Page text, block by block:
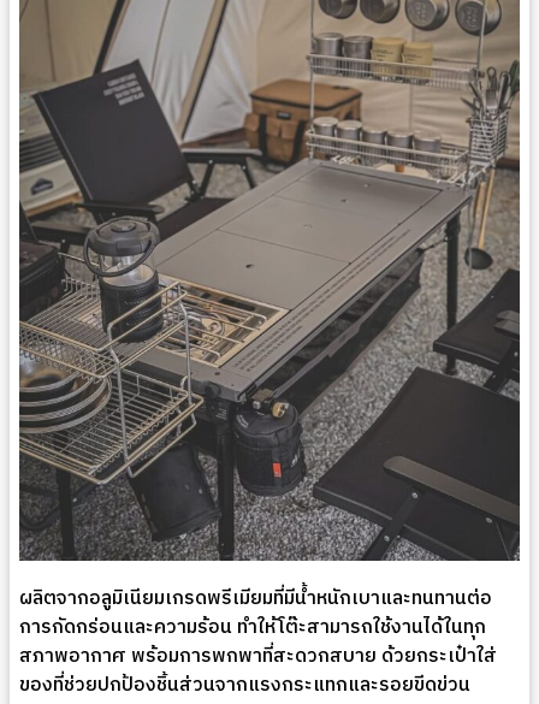
ผลิตจากอลูมิเนียมเกรดพรีเมียมที่มีน้ำหนักเบาและทนทานต่อ
การกัดกร่อนและความร้อน ทำให้โต๊ะสามารถใช้งานได้ในทุก
สภาพอากาศ พร้อมการพกพาที่สะดวกสบาย ด้วยกระเป๋าใส่
ของที่ช่วยปกป้องชิ้นส่วนจากแรงกระแทกและรอยขีดข่วน